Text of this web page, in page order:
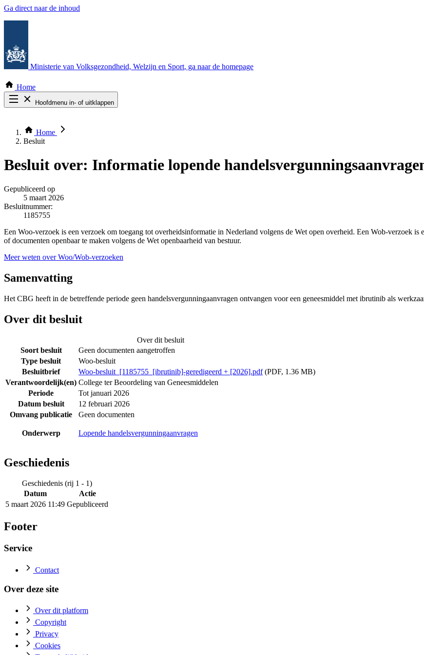
Ga direct naar de inhoud
Ministerie van Volksgezondheid, Welzijn en Sport, ga naar de homepage
Home
Hoofdmenu in- of uitklappen
Thema COVID-19
Bekijk per bestuursorgaan
Home
Besluit
Besluit over: Informatie lopende
Gepubliceerd op
5 maart 2026
Besluitnummer:
1185755
Een Woo-verzoek is een verzoek om toegang tot overheidsinformatie in Nederland volgens de Wet open overheid. Een Wob-verzoek
of documenten openbaar te maken volgens de Wet openbaarheid van bestuur.
Meer weten over Woo/Wob-verzoeken
Samenvatting
Het CBG heeft in de betreffende periode geen handelsvergunningaanvragen ontvangen voor een geneesmiddel met ibrutinib als
Over dit besluit
Over dit besluit
Soort besluit
Geen documenten aangetroffen
Type besluit
Woo-besluit
Besluitbrief
Woo-besluit_[1185755_[ibrutinib]-geredigeerd + [2026].pdf(PDF, 1.36 MB)
Verantwoordelijk(en) College ter Beoordeling van Geneesmiddelen
Periode
Tot januari 2026
Datum besluit
12 februari 2026
Omvang publicatie
Geen documenten
Onderwerp Lopende handelsvergunningaanvragen
Geschiedenis
Geschiedenis (rij 1 - 1)
Datum
Actie
5 maart 2026 11:49 Gepubliceerd
Footer
Service
Contact
Over deze site
Over dit platform
Copyright
Privacy
Cookies